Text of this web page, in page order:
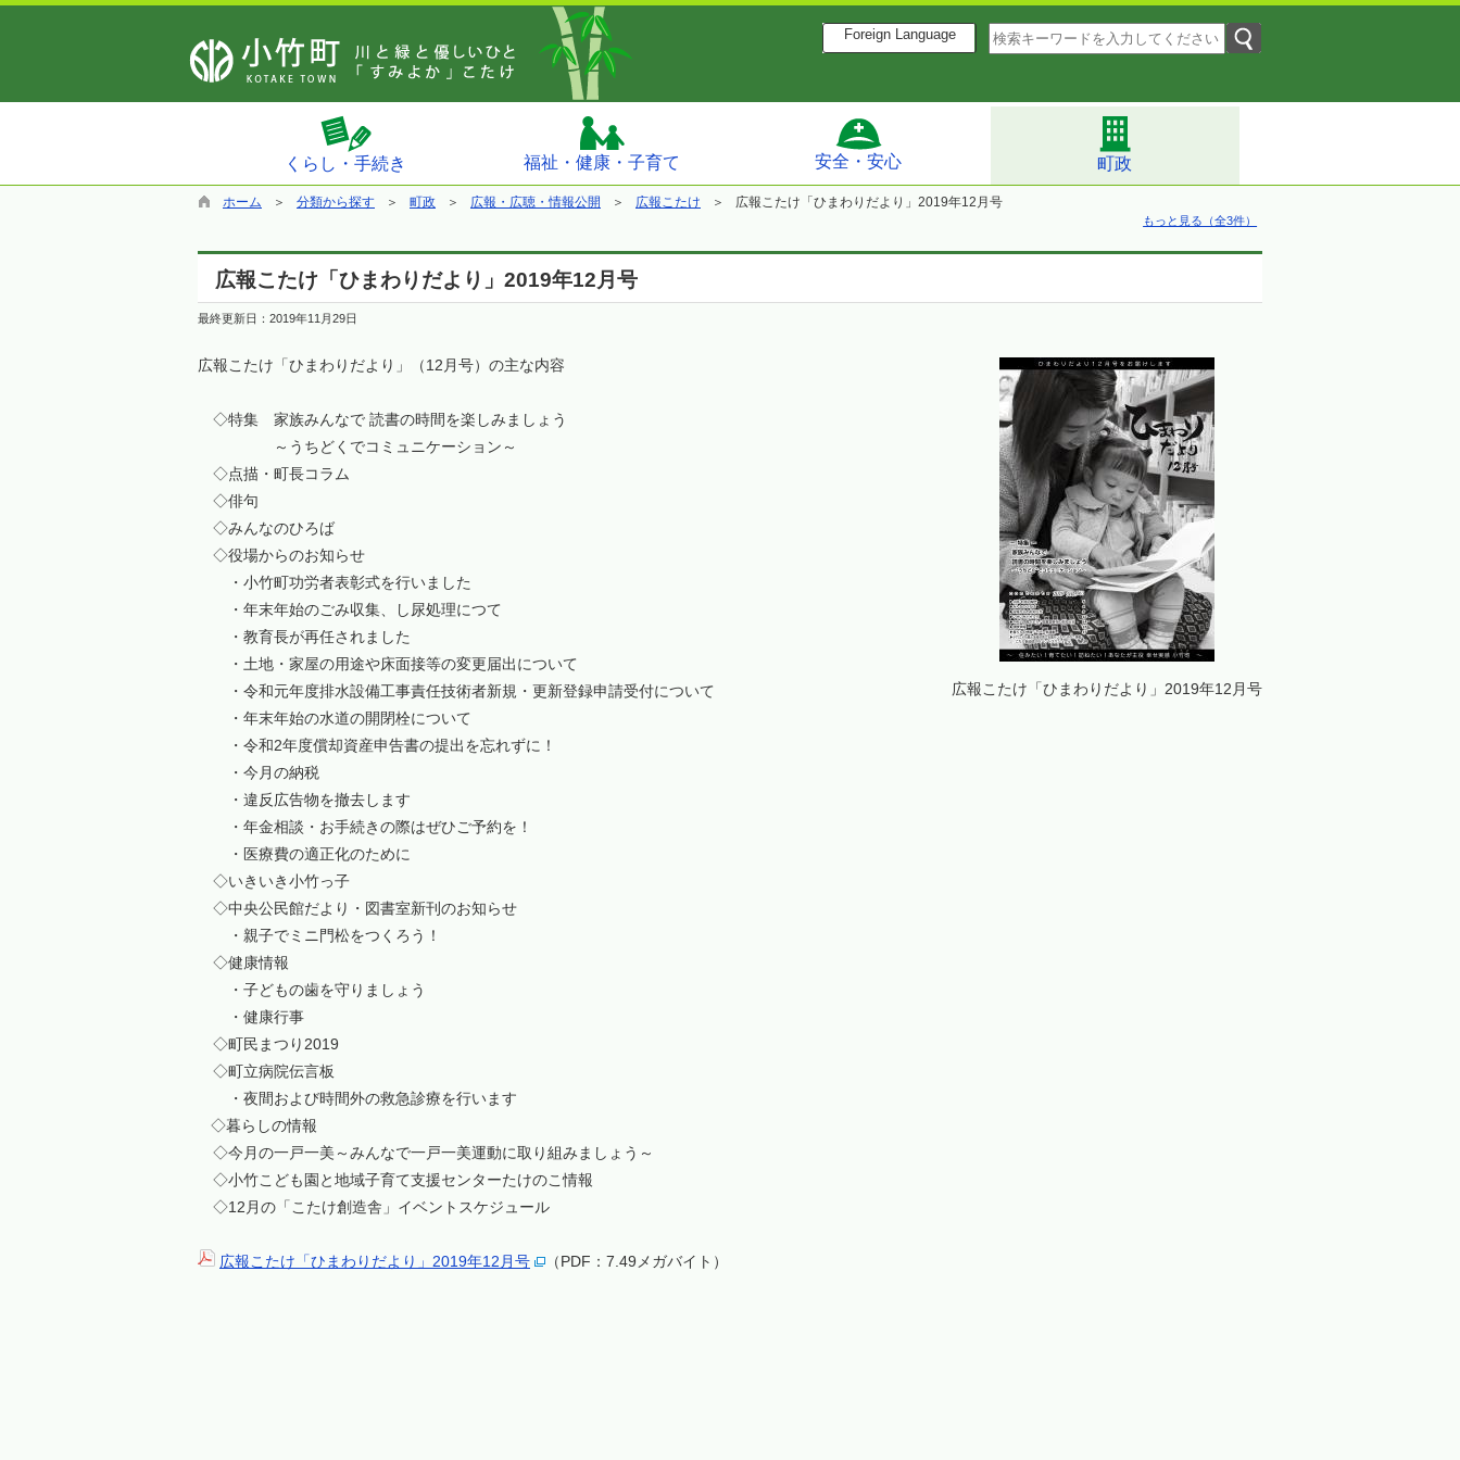
Foreign Language
くらし・手続き 福祉・健康・子育て 安全・安心 町政
ホーム 分類から探す 町政 広報・広聴・情報公開 広報こたけ 広報こたけ「ひまわりだより」2019年12月号
もっと見る（全3件）
広報こたけ「ひまわりだより」2019年12月号
最終更新日： 2019年11月29日
広報こたけ「ひまわりだより」2019年12月号
広報こたけ「ひまわりだより」（12月号）の主な内容
◇特集 家族みんなで 読書の時間を楽しみましょう
～うちどくでコミュニケーション～
◇点描・町長コラム
◇俳句
◇みんなのひろば
◇役場からのお知らせ
・小竹町功労者表彰式を行いました
・年末年始のごみ収集、し尿処理につて
・教育長が再任されました
・土地・家屋の用途や床面接等の変更届出について
・令和元年度排水設備工事責任技術者新規・更新登録申請受付について
・年末年始の水道の開閉栓について
・令和2年度償却資産申告書の提出を忘れずに！
・今月の納税
・違反広告物を撤去します
・年金相談・お手続きの際はぜひご予約を！
・医療費の適正化のために
◇いきいき小竹っ子
◇中央公民館だより・図書室新刊のお知らせ
・親子でミニ門松をつくろう！
◇健康情報
・子どもの歯を守りましょう
・健康行事
◇町民まつり2019
◇町立病院伝言板
・夜間および時間外の救急診療を行います
◇暮らしの情報
◇今月の一戸一美～みんなで一戸一美運動に取り組みましょう～
◇小竹こども園と地域子育て支援センターたけのこ情報
◇12月の「こたけ創造舎」イベントスケジュール
広報こたけ「ひまわりだより」2019年12月号 （PDF：7.49メガバイト）